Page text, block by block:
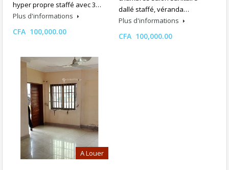
hyper propre staffé avec 3…
Plus d'informations
CFA 100,000.00
dallé staffé, véranda…
Plus d'informations
CFA 100,000.00
A Louer